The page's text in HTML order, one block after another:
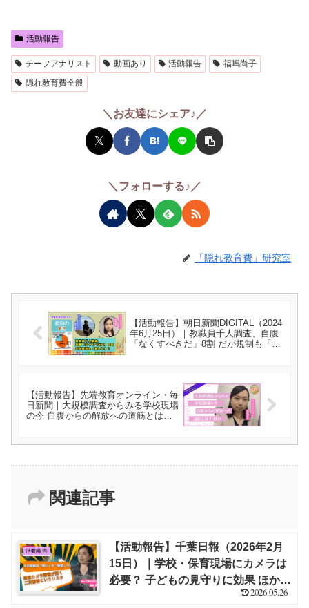
活動報告
チーフアナリスト 動画あり 活動報告
福嶋尚子
隠れ教育費全般
＼お友達にシェア♪／
＼フォローする♪／
「隠れ教育費」研究室
【活動報告】朝日新聞DIGITAL（2024
年6月25日）｜教職員千人調査、自腹
「なくすべきだ」8割 だが規制も「難
【活動報告】先端教育オンライン・毎
日新聞｜大規模調査からみる学校現場
の今 自腹からの解放への道筋とは？
関連記事
活動報告
【活動報告】千葉日報（2026年2月
15日）｜学校・保育現場にカメラは
必要？ 子どもの見守りに効果 ほか
AERA with Kids+【福嶋 尚子】2026.05.26